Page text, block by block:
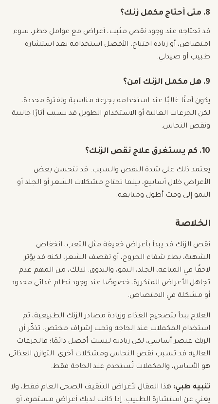
8. متى أحتاج مكمل زنك؟
قد تحتاجه عند وجود نقص مثبت، أعراض مع عوامل خطر، سوء
امتصاص، أو زيادة احتياج. الأفضل استخدامه بعد استشارة
طبيب أو صيدلي.
9. هل مكمل الزنك آمن؟
يكون آمنًا غالبًا عند استخدامه بجرعة مناسبة ولفترة محددة،
لكن الجرعات العالية أو الاستخدام الطويل قد يسبب آثارًا جانبية
ونقص النحاس.
10. كم يستغرق علاج نقص الزنك؟
يعتمد ذلك على شدة النقص والسبب. قد تتحسن بعض
الأعراض خلال أسابيع، بينما تحتاج مشكلات الشعر أو الجلد أو
النمو إلى وقت أطول ومتابعة.
الخلاصة
نقص الزنك قد يبدأ بأعراض خفيفة مثل التعب، انخفاض
الشهية، بطء شفاء الجروح، أو تقصف الشعر، لكنه قد يؤثر
لاحقًا في المناعة، الجلد، النمو، والتذوق. لذلك، من المهم عدم
تجاهل الأعراض المتكررة، خصوصًا عند وجود نظام غذائي محدود
أو مشكلة في الامتصاص.
العلاج يبدأ بتصحيح الغذاء وزيادة مصادر الزنك الطبيعية، ثم
استخدام المكملات عند الحاجة وتحت إشراف مختص. تذكّر أن
الزنك عنصر أساسي، لكن زيادته ليست أفضل دائمًا؛ فالجرعات
العالية قد تسبب نقص النحاس ومشكلات أخرى. التوازن الغذائي
هو الأساس، والمكملات تُستخدم عند الحاجة فقط.
تنبيه طبي: هذا المقال لأغراض التثقيف الصحي العام فقط، ولا
يغني عن استشارة الطبيب. إذا كانت لديك أعراض مستمرة، أو